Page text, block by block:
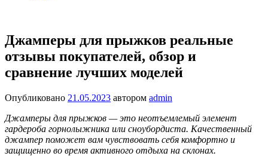
Джамперы для прыжков реальные
отзывы покупателей, обзор и
сравнение лучших моделей
Опубликовано 21.05.2023 автором admin
Джамперы для прыжков — это неотъемлемый элемент
гардероба горнолыжника или сноубордиста. Качественный
джампер поможет вам чувствовать себя комфортно и
защищенно во время активного отдыха на склонах.